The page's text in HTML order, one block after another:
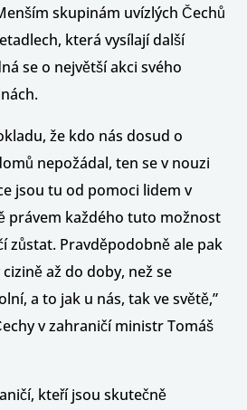
skupinám uvízlých Čechů
která vysílají další
se o největší akci svého
že kdo nás dosud o
nepožádal, ten se v nouzi
jsou tu od pomoci lidem v
právem každého tuto možnost
zůstat. Pravděpodobně ale pak
až do doby, než se
a to jak u nás, tak ve světě,”
v zahraničí ministr Tomáš
kteří jsou skutečně